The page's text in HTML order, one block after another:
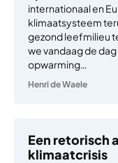
internationaal en
klimaatsysteem
gezond leefmilieu
we vandaag de
opwarming…
Henri de Waele
Een retorisch
klimaatcrisis